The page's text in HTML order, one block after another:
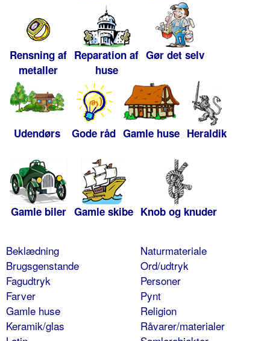
Rensning af
metaller
Reparation af
huse
Gør det selv
Udendørs Gode råd Gamle huse Heraldik
Gamle biler Gamle skibe Knob og knuder
Beklædning
Brugsgenstande
Fagudtryk
Farver
Gamle huse
Keramik/glas
Naturmateriale
Ord/udtryk
Personer
Pynt
Religion
Råvarer/materialer